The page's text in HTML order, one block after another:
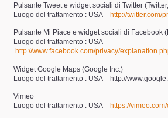
Pulsante Tweet e widget sociali di Twitter
Luogo del trattamento : USA – http://twitter.com/
Pulsante Mi Piace e widget sociali di Facebook
Luogo del trattamento : USA –
http://www.facebook.com/privacy/
Widget Google Maps (Google Inc.)
Luogo del trattamento : USA – http://
Vimeo
Luogo del trattamento : USA – https://